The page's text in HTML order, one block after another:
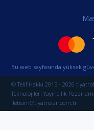
Bu web sayfasında yüksek
© Telif Hakkı 2015 - 2026
Teknolojileri Yayıncılık
iletisim@tiyatrolar.com.tr